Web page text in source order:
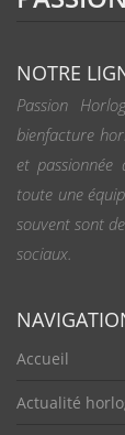
NOTRE
Passion
bienfacture
et
toute une
souvent sont
sociaux.
Accueil
Actualité